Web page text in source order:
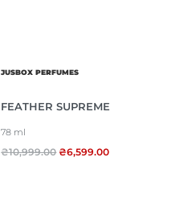
JUSBOX PERFUMES
FEATHER SUPREME
78 ml
₴10,999.00 ₴6,599.00